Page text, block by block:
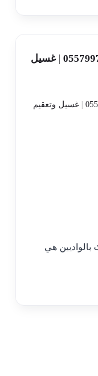
شركة تنظيف اثاث بالواديين | 0557997714 | غسيل
بالواديين هي